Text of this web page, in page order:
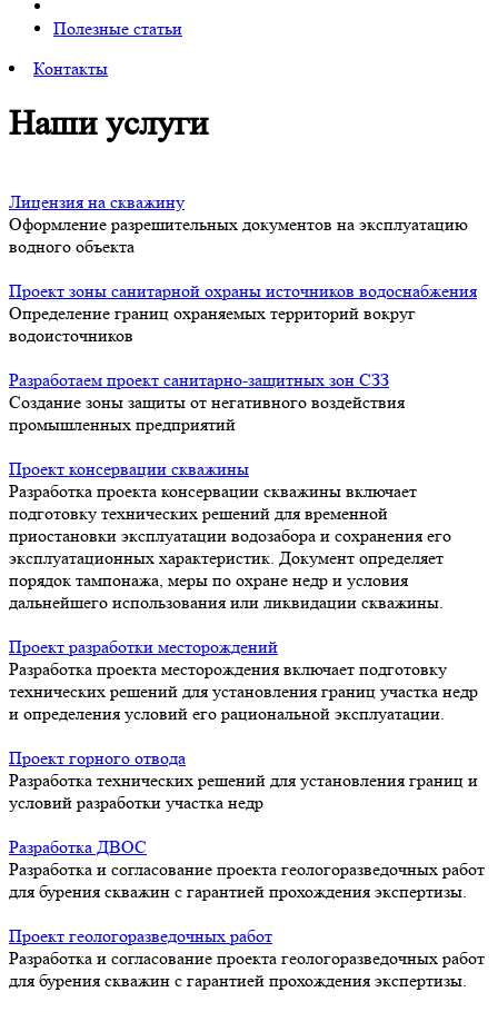
Полезные статьи
Контакты
Наши услуги
Лицензия на скважину
Оформление разрешительных документов на эксплуатацию
водного объекта
Проект зоны санитарной охраны источников водоснабжения
Определение границ охраняемых территорий вокруг
водоисточников
Разработаем проект санитарно-защитных зон СЗЗ
Создание зоны защиты от негативного воздействия
промышленных предприятий
Проект консервации скважины
Разработка проекта консервации скважины включает
подготовку технических решений для временной
приостановки эксплуатации водозабора и сохранения его
эксплуатационных характеристик. Документ определяет
порядок тампонажа, меры по охране недр и условия
дальнейшего использования или ликвидации скважины.
Проект разработки месторождений
Разработка проекта месторождения включает подготовку
технических решений для установления границ участка недр
и определения условий его рациональной эксплуатации.
Проект горного отвода
Разработка технических решений для установления границ и
условий разработки участка недр
Разработка ДВОС
Разработка и согласование проекта геологоразведочных работ
для бурения скважин с гарантией прохождения экспертизы.
Проект геологоразведочных работ
Разработка и согласование проекта геологоразведочных работ
для бурения скважин с гарантией прохождения экспертизы.